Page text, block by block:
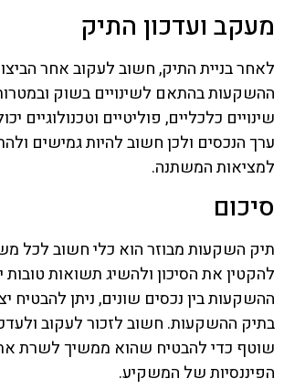
מעקב ועדכון התיק
לאחר בניית התיק, חשוב לעקוב אחר
ההשקעות בהתאם לשינויים בשוק
שינויים כלכליים, פוליטיים וטכנולוגיים
ערך הנכסים ולכן חשוב להיות גמישים
למציאות המשתנה.
סיכום
תיק השקעות מבוזר הוא כלי חשוב לכל
להקטין את הסיכון ולהשיג תשואות טובות
ההשקעות בין נכסים שונים, ניתן להבטיח
בתיק ההשקעות. חשוב לזכור לעקוב
שוטף כדי להבטיח שהוא ממשיך לשרת
הפיננסיות של המשקיע.